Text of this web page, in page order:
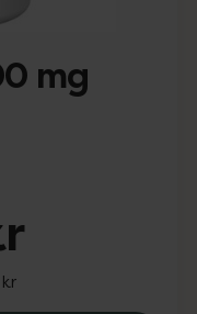
mg